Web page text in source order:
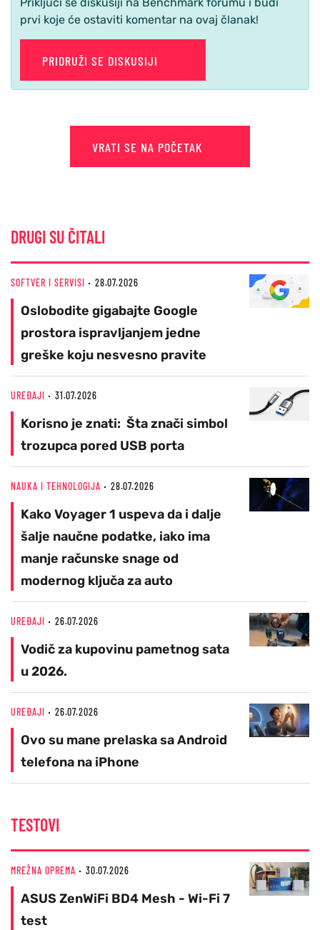
prvi koje će ostaviti komentar na ovaj članak!
PRIDRUŽI SE DISKUSIJI
VRATI SE NA POČETAK
DRUGI SU ČITALI
SOFTVER I SERVISI 28.07.2026
Oslobodite gigabajte Google
prostora ispravljanjem jedne
greške koju nesvesno pravite
UREĐAJI 31.07.2026
Korisno je znati: Šta znači simbol
trozupca pored USB porta
NAUKA I TEHNOLOGIJA 28.07.2026
Kako Voyager 1 uspeva da i dalje
šalje naučne podatke, iako ima
manje računske snage od
modernog ključa za auto
UREĐAJI 26.07.2026
Vodič za kupovinu pametnog sata
u 2026.
UREĐAJI 26.07.2026
Ovo su mane prelaska sa Android
telefona na iPhone
TESTOVI
MREŽNA OPREMA 30.07.2026
ASUS ZenWiFi BD4 Mesh - Wi-Fi 7
test